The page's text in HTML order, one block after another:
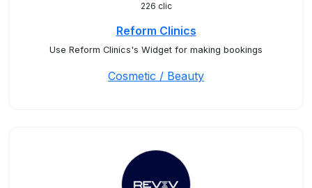
226 clic
Reform Clinics
Use Reform Clinics's Widget for making bookings
Cosmetic / Beauty